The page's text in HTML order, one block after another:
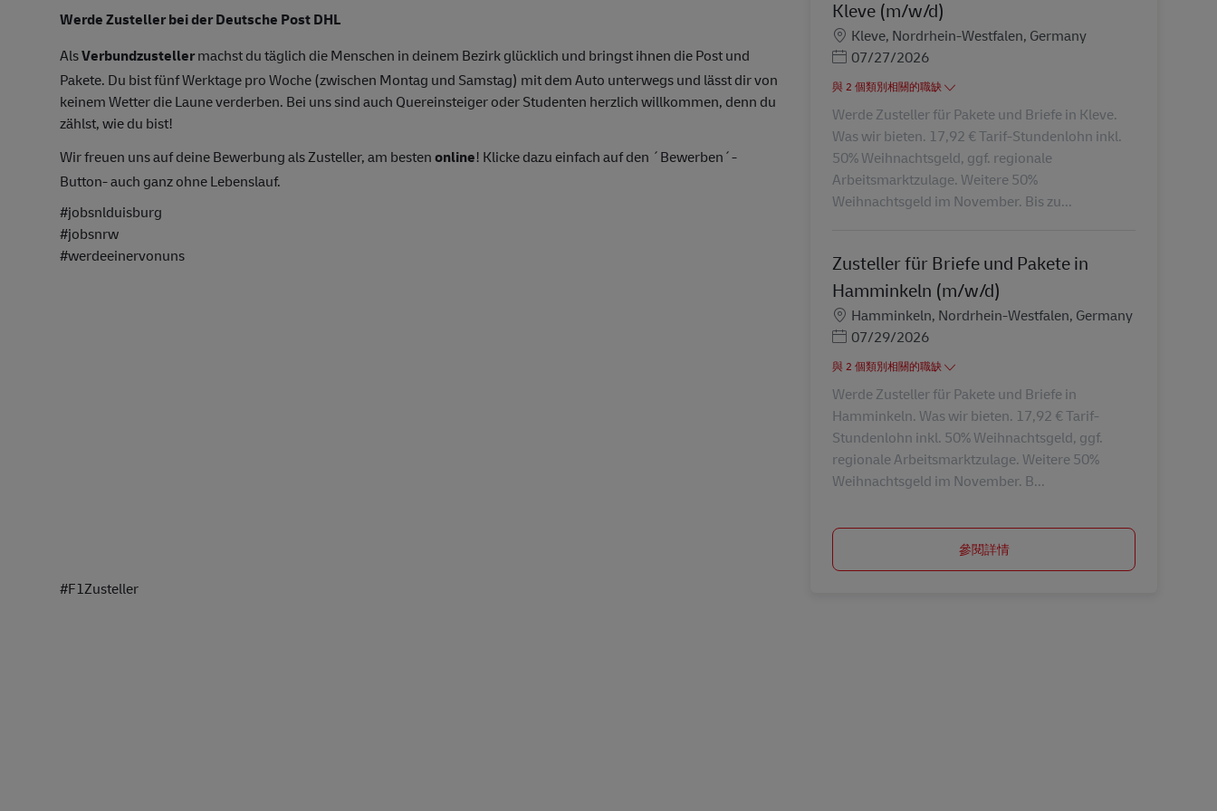
Werde Zusteller bei der Deutsche Post DHL
AlsVerbundzustellermachst du täglich die Menschen in deinem Bezirk glücklich und bringst ihnen die Post und
Pakete. Du bist fünf Werktage pro Woche (zwischen Montag und Samstag) mit dem Auto unterwegs und lässt dir von
keinem Wetter die Laune verderben. Bei uns sind auch Quereinsteiger oder Studenten herzlich willkommen, denn du
zählst, wie du bist!
Wir freuen uns auf deine Bewerbung als Zusteller, am bestenonline! Klicke dazu einfach auf den ´Bewerben´-
Button- auch ganz ohne Lebenslauf.
#jobsnlduisburg
#jobsnrw
#werdeeinervonuns
#F1Zusteller
Kleve (m/w/d)
地點Kleve, Nordrhein-Westfalen, Germany
Posted Date
07/27/2026
與 2 個類別相關的職缺
Werde Zusteller für Pakete und Briefe in Kleve.
Was wir bieten. 17,92 € Tarif-Stundenlohn inkl.
50% Weihnachtsgeld, ggf. regionale
Arbeitsmarktzulage. Weitere 50%
Weihnachtsgeld im November. Bis zu...
Zusteller für Briefe und Pakete in
Hamminkeln (m/w/d)
地點Hamminkeln, Nordrhein-Westfalen, Germany
Posted Date
07/29/2026
與 2 個類別相關的職缺
Werde Zusteller für Pakete und Briefe in
Hamminkeln. Was wir bieten. 17,92 € Tarif-
Stundenlohn inkl. 50% Weihnachtsgeld, ggf.
regionale Arbeitsmarktzulage. Weitere 50%
Weihnachtsgeld im November. B...
參閱詳情